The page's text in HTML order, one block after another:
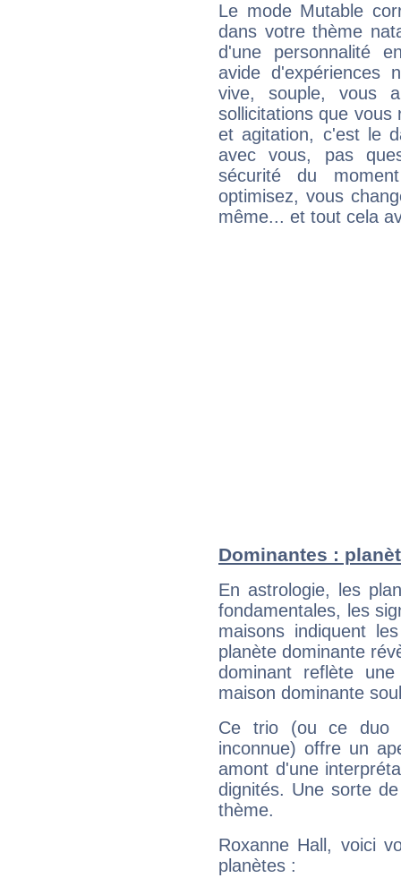
Le mode Mutable
dans votre thème
d'une personnalité
avide d'expériences
vive, souple, vous
sollicitations que vous
et agitation, c'est le
avec vous, pas
sécurité du
optimisez, vous
même... et tout cela
Dominantes :
En astrologie, les
fondamentales, les
maisons indiquent
planète dominante
dominant reflète
maison dominante
Ce trio (ou ce duo
inconnue) offre un
amont d'une
dignités. Une sorte
thème.
Roxanne Hall, voici
planètes :